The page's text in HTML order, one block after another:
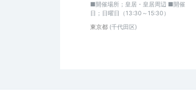
■開催場所；皇居・皇居周辺 ■開催
日；日曜日（13:30～15:30）
東京都 (千代田区)